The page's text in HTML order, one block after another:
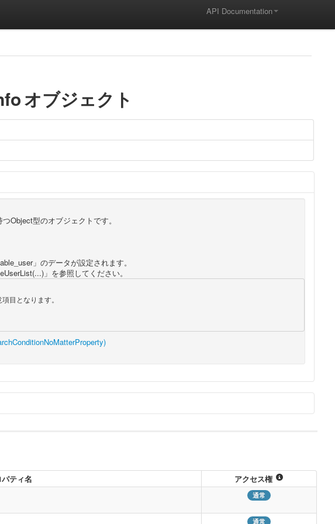
API Documentation
オブジェクト
Object型のオブジェクトです。
」のデータが設定されます。
」を参照してください。
行可 / 1:タスク実行不可）
ティ名
アクセス権
通常
通常